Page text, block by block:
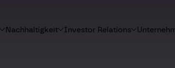
Nachhaltigkeit Investor Relations